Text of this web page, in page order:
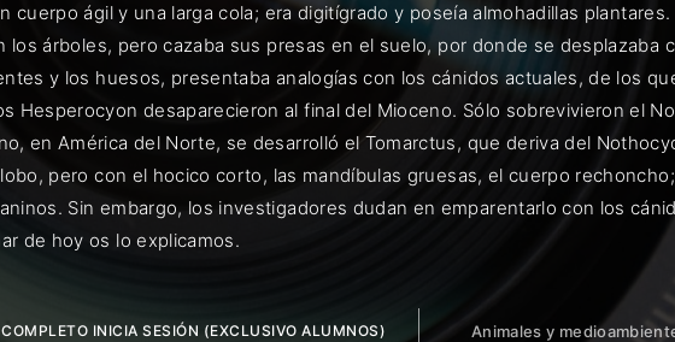
cuerpo ágil y una larga cola; era digitígrado y poseía almohadillas
los árboles, pero cazaba sus presas en el suelo, por donde se desplazaba
y los huesos, presentaba analogías con los cánidos actuales, de los
Hesperocyon desaparecieron al final del Mioceno. Sólo sobrevivieron el
en América del Norte, se desarrolló el Tomarctus, que deriva del
pero con el hocico corto, las mandíbulas gruesas, el cuerpo
Sin embargo, los investigadores dudan en emparentarlo con los
de hoy os lo explicamos.
COMPLETO INICIA SESIÓN (EXCLUSIVO ALUMNOS) Animales y